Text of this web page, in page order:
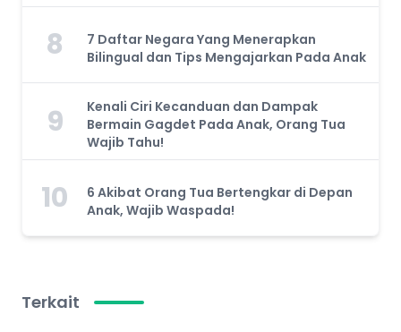
8
7 Daftar Negara Yang Menerapkan
Bilingual dan Tips Mengajarkan Pada Anak
9
Kenali Ciri Kecanduan dan Dampak
Bermain Gagdet Pada Anak, Orang Tua
Wajib Tahu!
10
6 Akibat Orang Tua Bertengkar di Depan
Anak, Wajib Waspada!
Terkait